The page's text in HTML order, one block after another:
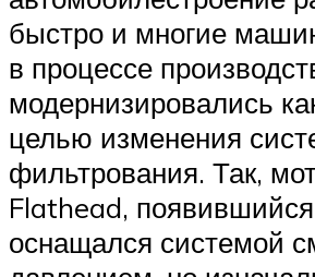
быстро и многие
в процессе
модернизировались
целью изменения
фильтрования. Так,
Flathead,
оснащался системой